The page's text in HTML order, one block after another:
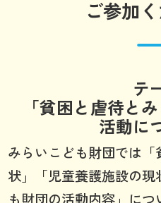
ご参加く
テ
「貧困と虐待と
活動に
みらいこども財団では
状」「児童養護施設の
も財団の活動内容」に